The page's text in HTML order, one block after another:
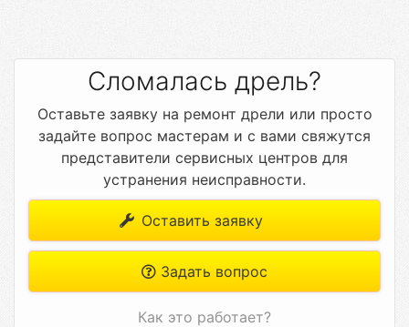
Сломалась дрель?
Оставьте заявку на ремонт дрели или просто
задайте вопрос мастерам и с вами свяжутся
представители сервисных центров для
устранения неисправности.
Оставить заявку
Задать вопрос
Как это работает?